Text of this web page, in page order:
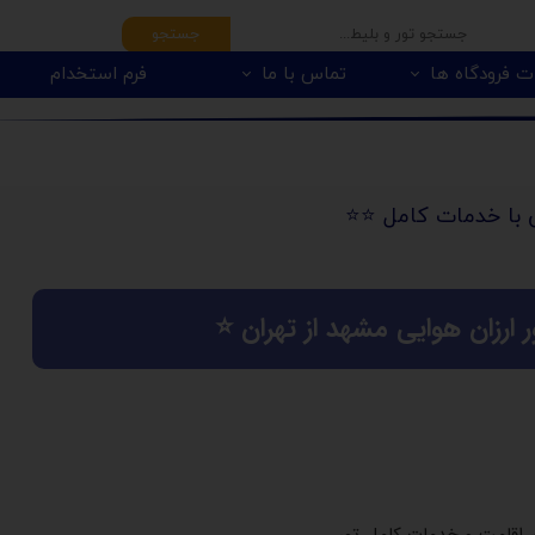
فرودگاه ها تماس با ما فرم استخدام
جستجو
با خدمات کامل ⭐️⭐️
ارزان هوایی مشهد از تهران ⭐️